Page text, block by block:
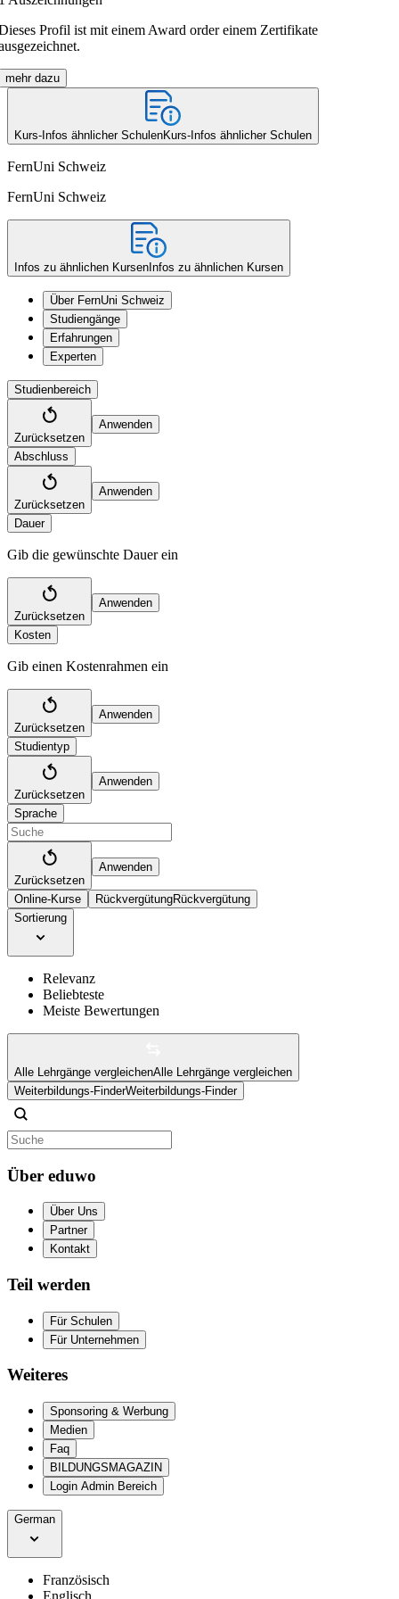
Profil ist mit einem Award order einem Zertifikate
mehr dazu
Kurs-Infos ähnlicher SchulenKurs-Infos ähnlicher Schulen
FernUni Schweiz
FernUni Schweiz
Infos zu ähnlichen Kursen Infos zu ähnlichen Kursen
Über FernUni Schweiz
Studiengänge
Erfahrungen
Experten
Studienbereich
Zurücksetzen
Anwenden
Abschluss
Zurücksetzen
Anwenden
Dauer
Gib die gewünschte Dauer ein
Zurücksetzen
Anwenden
Kosten
Gib einen Kostenrahmen ein
Zurücksetzen
Anwenden
Studientyp
Zurücksetzen
Anwenden
Sprache
Zurücksetzen
Anwenden
Online-Kurse RückvergütungRückvergütung
Sortierung
Relevanz
Beliebteste
Meiste Bewertungen
Alle Lehrgänge vergleichenAlle Lehrgänge vergleichen
Weiterbildungs-FinderWeiterbildungs-Finder
Über eduwo
Über Uns
Partner
Kontakt
Teil werden
Für Schulen
Für Unternehmen
Weiteres
Sponsoring & Werbung
Medien
Faq
BILDUNGSMAGAZIN
Login Admin Bereich
German
Französisch